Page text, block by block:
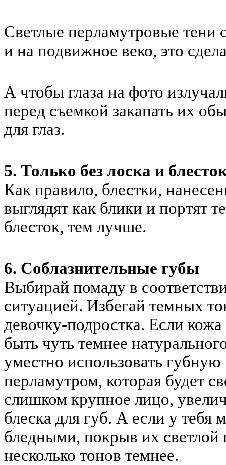
Светлые перламутровые тени
и на подвижное веко, это
А чтобы глаза на фото
перед съемкой закапать их
для глаз.
5. Только без лоска и
Как правило, блестки,
выглядят как блики и портят
блесток, тем лучше.
6. Соблазнительные губы
Выбирай помаду в
ситуацией. Избегай темных
девочку-подростка. Если
быть чуть темнее
уместно использовать
перламутром, которая будет
слишком крупное лицо,
блеска для губ. А если у тебя
бледными, покрыв их
несколько тонов темнее.